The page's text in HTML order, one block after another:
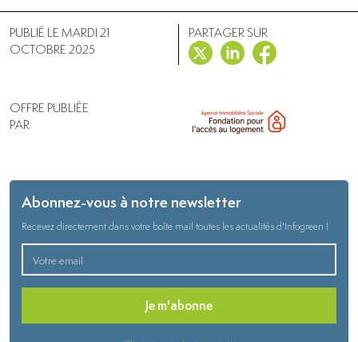
PUBLIÉ LE MARDI 21
OCTOBRE 2025
PARTAGER SUR
OFFRE PUBLIÉE
PAR
Abonnez-vous à notre newsletter
Recevez directement dans votre boîte mail toutes les actualités d'Infogreen !
Je m'abonne